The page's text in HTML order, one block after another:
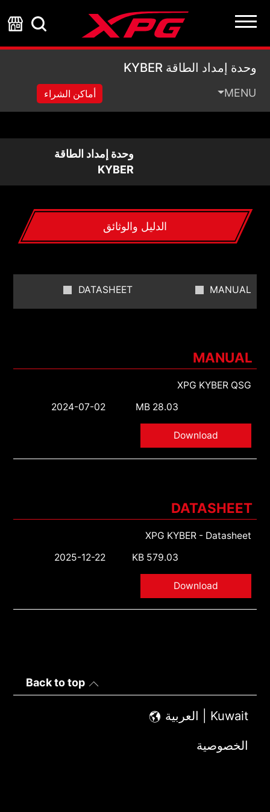
وحدة إمداد الطاقة KYBER
وحدة إمداد الطاقة KYBER
MENU أماكن الشراء
وحدة إمداد الطاقة
KYBER
الدليل والوثائق
MANUAL
DATASHEET
MANUAL
XPG KYBER QSG
28.03 MB
2024-07-02
Download
DATASHEET
XPG KYBER - Datasheet
579.03 KB
2025-12-22
Download
Back to top
Kuwait | العربية
الخصوصية